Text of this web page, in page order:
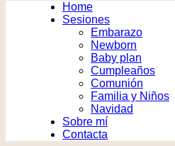
Home
Sesiones
Embarazo
Newborn
Baby plan
Cumpleaños
Comunión
Familia y Niños
Navidad
Sobre mí
Contacta